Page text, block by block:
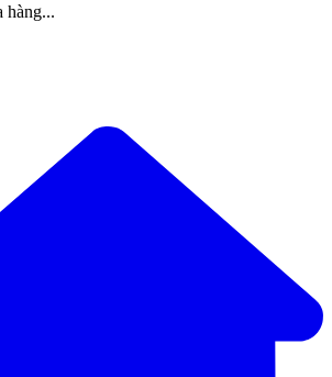
hàng...